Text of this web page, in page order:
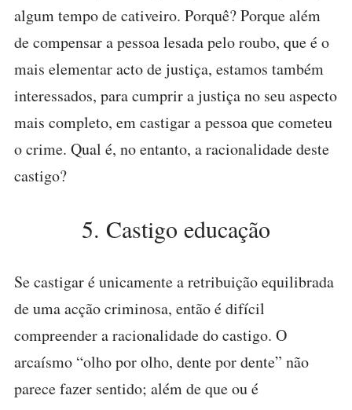
algum tempo de cativeiro. Porquê? Porque além
de compensar a pessoa lesada pelo roubo, que é o
mais elementar acto de justiça, estamos também
interessados, para cumprir a justiça no seu aspecto
mais completo, em castigar a pessoa que cometeu
o crime. Qual é, no entanto, a racionalidade deste
castigo?
5. Castigo educação
Se castigar é unicamente a retribuição equilibrada
de uma acção criminosa, então é difícil
compreender a racionalidade do castigo. O
arcaísmo “olho por olho, dente por dente” não
parece fazer sentido; além de que ou é